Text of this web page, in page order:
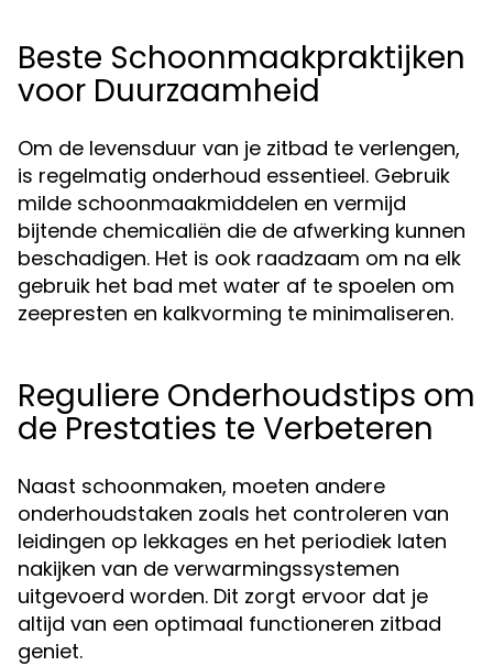
Beste Schoonmaakpraktijken
voor Duurzaamheid
Om de levensduur van je zitbad te verlengen,
is regelmatig onderhoud essentieel. Gebruik
milde schoonmaakmiddelen en vermijd
bijtende chemicaliën die de afwerking kunnen
beschadigen. Het is ook raadzaam om na elk
gebruik het bad met water af te spoelen om
zeepresten en kalkvorming te minimaliseren.
Reguliere Onderhoudstips om
de Prestaties te Verbeteren
Naast schoonmaken, moeten andere
onderhoudstaken zoals het controleren van
leidingen op lekkages en het periodiek laten
nakijken van de verwarmingssystemen
uitgevoerd worden. Dit zorgt ervoor dat je
altijd van een optimaal functioneren zitbad
geniet.